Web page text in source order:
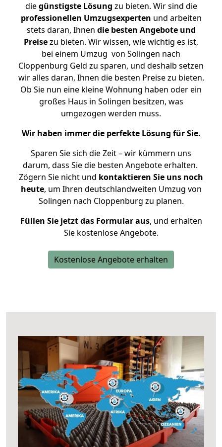
diegünstigste Lösung zu bieten. Wir sind die
professionellen Umzugsexperten und arbeiten
stets daran, Ihnen die besten Angebote und
Preisezu bieten. Wir wissen, wie wichtig es ist,
bei einem Umzug von Solingen nach
Cloppenburg Geld zu sparen, und deshalb setzen
wir alles daran, Ihnen die besten Preise zu bieten.
Ob Sie nun eine kleine Wohnung haben oder ein
großes Haus in Solingen besitzen, was
umgezogen werden muss.
Wir haben immer die perfekte Lösung für Sie.
Sparen Sie sich die Zeit – wir kümmern uns
darum, dass Sie die besten Angebote erhalten.
Zögern Sie nicht und kontaktieren Sie uns noch
heute, um Ihren deutschlandweiten Umzug von
Solingen nach Cloppenburg zu planen.
Füllen Sie jetzt das Formular aus, und erhalten
Sie kostenlose Angebote.
Kostenlose Angebote erhalten